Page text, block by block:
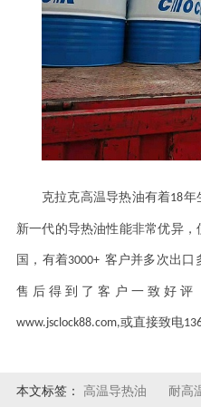
克拉克高温导热油有着18年
新一代的导热油性能非常优异
国，有着3000+ 客户并多次出口
售后得到了客户一致好评
www.jsclock88.com,或直接致电
本文标签： 高温导热油 耐高